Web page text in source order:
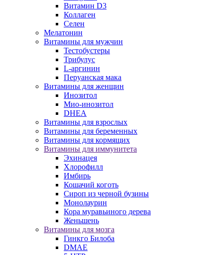
Витамин D3
Коллаген
Селен
Мелатонин
Витамины для мужчин
Тестобустеры
Трибулус
L-аргинин
Перуанская мака
Витамины для женщин
Инозитол
Мио-инозитол
DHEA
Витамины для взрослых
Витамины для беременных
Витамины для кормящих
Витамины для иммунитета
Эхинацея
Хлорофилл
Имбирь
Кошачий коготь
Сироп из черной бузины
Монолаурин
Кора муравьиного дерева
Женьшень
Витамины для мозга
Гинкго Билоба
DMAE